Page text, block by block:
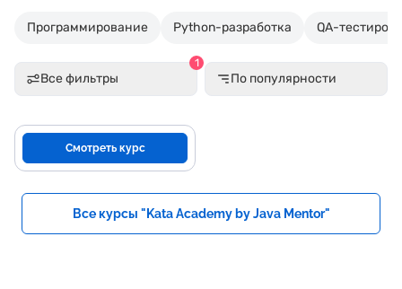
Программирование Python-разработка QA-
Все фильтры
1
По популярности
Смотреть курс
Все курсы "Kata Academy by Java Mentor"